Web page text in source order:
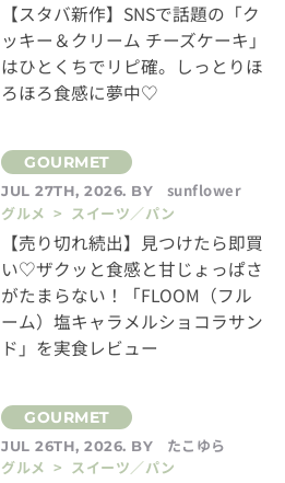
【スタバ新作】SNSで話題の「ク
ッキー＆クリーム チーズケーキ」
はひとくちでリピ確。しっとりほ
ろほろ食感に夢中♡
JUL 27TH, 2026. BY
sunflower
グルメ > スイーツ／パン
【売り切れ続出】見つけたら即買
い♡ザクッと食感と甘じょっぱさ
がたまらない！「FLOOM（フル
ーム）塩キャラメルショコラサン
ド」を実食レビュー
JUL 26TH, 2026. BY
たこゆら
グルメ > スイーツ／パン